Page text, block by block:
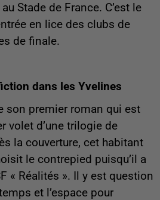
Stade de France. C’est le
en lice des clubs de
de finale.
dans les Yvelines
son premier roman qui est
volet d’une trilogie de
la couverture, cet habitant
le contrepied puisqu’il a
« Réalités ». Il y est question
et l’espace pour